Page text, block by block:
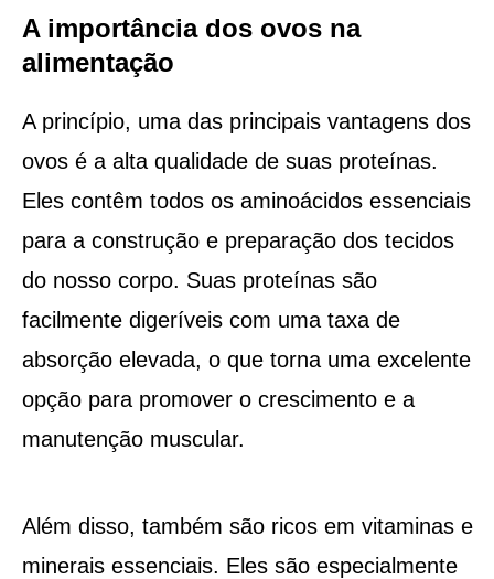
A importância dos ovos na
alimentação
A princípio, uma das principais vantagens dos
ovos é a alta qualidade de suas proteínas.
Eles contêm todos os aminoácidos essenciais
para a construção e preparação dos tecidos
do nosso corpo. Suas proteínas são
facilmente digeríveis com uma taxa de
absorção elevada, o que torna uma excelente
opção para promover o crescimento e a
manutenção muscular.
Além disso, também são ricos em vitaminas e
minerais essenciais. Eles são especialmente